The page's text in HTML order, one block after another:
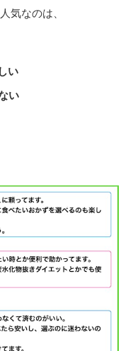
気なのは、
い
い